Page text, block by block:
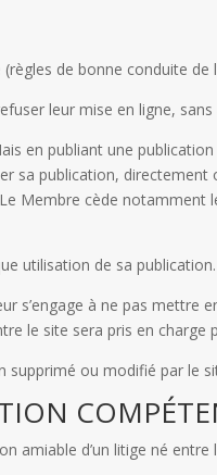
de bonne conduite de
leur mise en ligne,
en publiant une
sa publication,
Membre cède notamment
utilisation de sa publication.
s’engage à ne pas
le site sera pris en charge
ou modifié par le
amiable d’un litige né